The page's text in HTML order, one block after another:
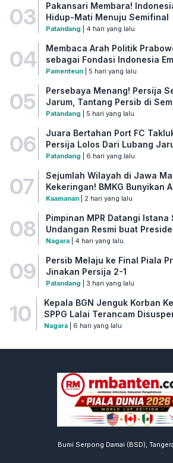
03
Pakansari Membara!
Hidup-Mati Menuju Semifinal
Patandang | 4 hari yang lalu
04
Membaca Arah Politik
sebagai Fondasi Indonesia
Pamenteun| 5 hari yang lalu
05
Persebaya Menang! Persija
Jarum, Tantang Persib di
Patandang | 5 hari yang lalu
06
Juara Bertahan Port FC
Persija Lolos Dari Lubang
Patandang | 6 hari yang lalu
07
Sejumlah Wilayah di Jawa
Kekeringan! BMKG Bunyikan
Kaamanan| 2 hari yang lalu
08
Pimpinan MPR Datangi Istana
Undangan Resmi buat
Nagara| 4 hari yang lalu
09
Persib Melaju ke Final Piala
Jinakan Persija 2-1
Patandang | 3 hari yang lalu
10
Kepala BGN Jenguk Korban
SPPG Lalai Terancam
Nagara| 6 hari yang lalu
Bumi Serpong Damai (BSD),